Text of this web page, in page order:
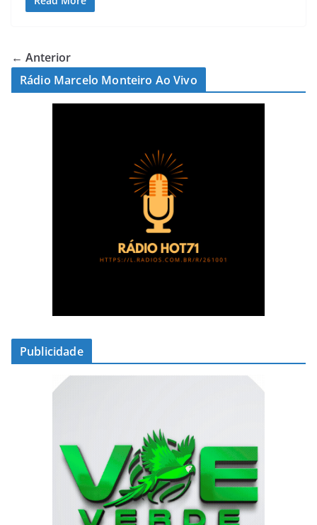
← Anterior
Rádio Marcelo Monteiro Ao Vivo
Publicidade